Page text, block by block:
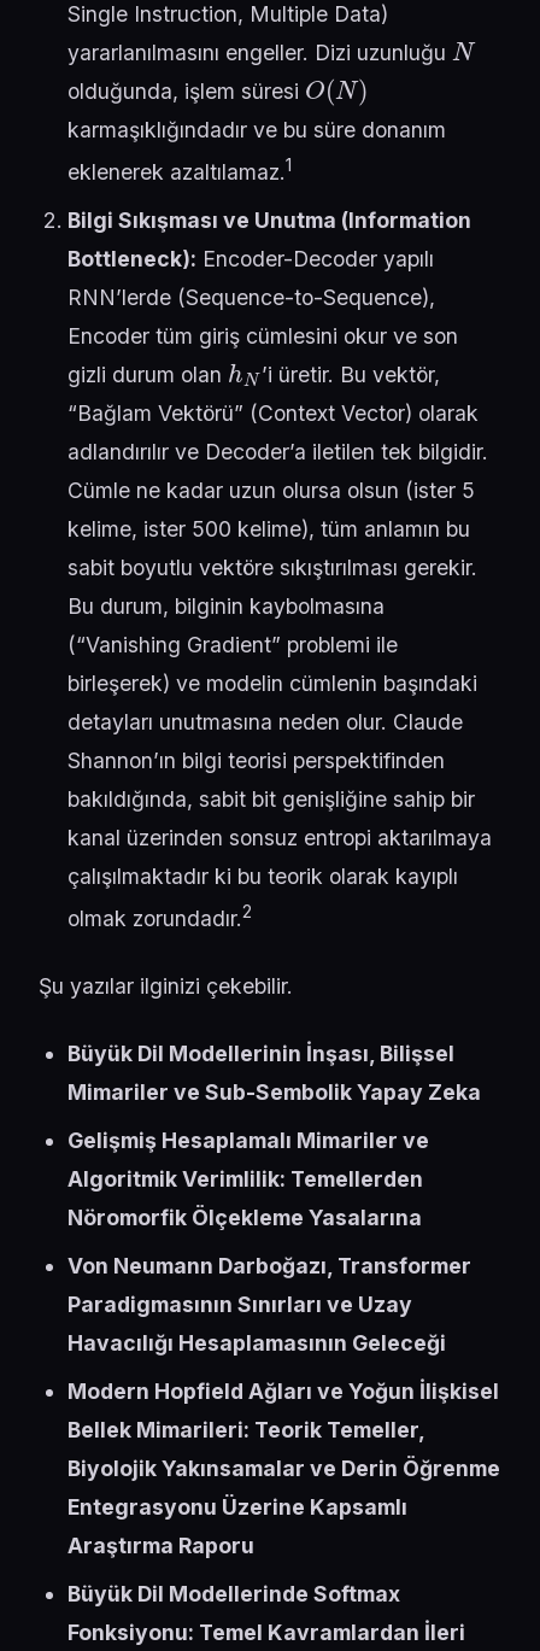
Single Instruction, Multiple Data)
yararlanılmasını engeller. Dizi uzunluğu
N
olduğunda, işlem süresi
O (N)
karmaşıklığındadır ve bu süre donanım
eklenerek azaltılamaz.1
Bilgi Sıkışması ve Unutma (Information
Bottleneck): Encoder-Decoder yapılı
RNN’lerde (Sequence-to-Sequence),
Encoder tüm giriş cümlesini okur ve son
gizli durum olan
h
’i üretir. Bu vektör,
“Bağlam Vektörü” (Context Vector) olarak
adlandırılır ve Decoder’a iletilen tek bilgidir.
Cümle ne kadar uzun olursa olsun (ister 5
kelime, ister 500 kelime), tüm anlamın bu
sabit boyutlu vektöre sıkıştırılması gerekir.
Bu durum, bilginin kaybolmasına
(“Vanishing Gradient” problemi ile
birleşerek) ve modelin cümlenin başındaki
detayları unutmasına neden olur. Claude
Shannon’ın bilgi teorisi perspektifinden
bakıldığında, sabit bit genişliğine sahip bir
kanal üzerinden sonsuz entropi aktarılmaya
çalışılmaktadır ki bu teorik olarak kayıplı
olmak zorundadır.2
Şu yazılar ilginizi çekebilir.
Büyük Dil Modellerinin İnşası, Bilişsel
Mimariler ve Sub-Sembolik Yapay Zeka
Gelişmiş Hesaplamalı Mimariler ve
Algoritmik Verimlilik: Temellerden
Nöromorfik Ölçekleme Yasalarına
Von Neumann Darboğazı, Transformer
Paradigmasının Sınırları ve Uzay
Havacılığı Hesaplamasının Geleceği
Modern Hopfield Ağları ve Yoğun İlişkisel
Bellek Mimarileri: Teorik Temeller,
Biyolojik Yakınsamalar ve Derin Öğrenme
Entegrasyonu Üzerine Kapsamlı
Araştırma Raporu
Büyük Dil Modellerinde Softmax
Fonksiyonu: Temel Kavramlardan İleri